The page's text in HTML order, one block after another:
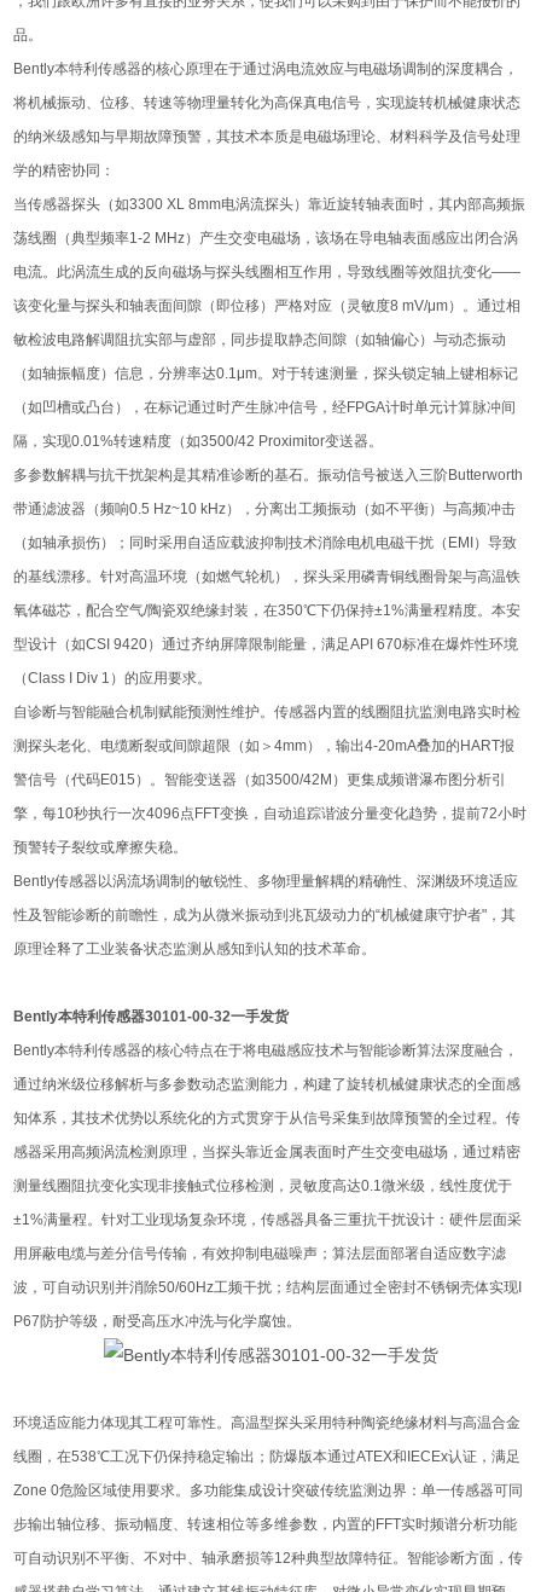
品。
Bently本特利传感器的核心原理在于通过涡电流效应与电磁场调制的深度耦合，
将机械振动、位移、转速等物理量转化为高保真电信号，实现旋转机械健康状态
的纳米级感知与早期故障预警，其技术本质是电磁场理论、材料科学及信号处理
学的精密协同：
当传感器探头（如3300 XL 8mm电涡流探头）靠近旋转轴表面时，其内部高频振
荡线圈（典型频率1-2 MHz）产生交变电磁场，该场在导电轴表面感应出闭合涡
电流。此涡流生成的反向磁场与探头线圈相互作用，导致线圈等效阻抗变化——
该变化量与探头和轴表面间隙（即位移）严格对应（灵敏度8 mV/μm）。通过相
敏检波电路解调阻抗实部与虚部，同步提取静态间隙（如轴偏心）与动态振动
（如轴振幅度）信息，分辨率达0.1μm。对于转速测量，探头锁定轴上键相标记
（如凹槽或凸台），在标记通过时产生脉冲信号，经FPGA计时单元计算脉冲间
隔，实现0.01%转速精度（如3500/42 Proximitor变送器。
多参数解耦与抗干扰架构是其精准诊断的基石。振动信号被送入三阶Butterworth
带通滤波器（频响0.5 Hz~10 kHz），分离出工频振动（如不平衡）与高频冲击
（如轴承损伤）；同时采用自适应载波抑制技术消除电机电磁干扰（EMI）导致
的基线漂移。针对高温环境（如燃气轮机），探头采用磷青铜线圈骨架与高温铁
氧体磁芯，配合空气/陶瓷双绝缘封装，在350℃下仍保持±1%满量程精度。本安
型设计（如CSI 9420）通过齐纳屏障限制能量，满足API 670标准在爆炸性环境
（Class I Div 1）的应用要求。
自诊断与智能融合机制赋能预测性维护。传感器内置的线圈阻抗监测电路实时检
测探头老化、电缆断裂或间隙超限（如＞4mm），输出4-20mA叠加的HART报
警信号（代码E015）。智能变送器（如3500/42M）更集成频谱瀑布图分析引
擎，每10秒执行一次4096点FFT变换，自动追踪谐波分量变化趋势，提前72小时
预警转子裂纹或摩擦失稳。
Bently传感器以涡流场调制的敏锐性、多物理量解耦的精确性、深渊级环境适应
性及智能诊断的前瞻性，成为从微米振动到兆瓦级动力的“机械健康守护者"，其
原理诠释了工业装备状态监测从感知到认知的技术革命。
Bently本特利传感器30101-00-32一手发货
Bently本特利传感器的核心特点在于将电磁感应技术与智能诊断算法深度融合，
通过纳米级位移解析与多参数动态监测能力，构建了旋转机械健康状态的全面感
知体系，其技术优势以系统化的方式贯穿于从信号采集到故障预警的全过程。传
感器采用高频涡流检测原理，当探头靠近金属表面时产生交变电磁场，通过精密
测量线圈阻抗变化实现非接触式位移检测，灵敏度高达0.1微米级，线性度优于
±1%满量程。针对工业现场复杂环境，传感器具备三重抗干扰设计：硬件层面采
用屏蔽电缆与差分信号传输，有效抑制电磁噪声；算法层面部署自适应数字滤
波，可自动识别并消除50/60Hz工频干扰；结构层面通过全密封不锈钢壳体实现I
P67防护等级，耐受高压水冲洗与化学腐蚀。
环境适应能力体现其工程可靠性。高温型探头采用特种陶瓷绝缘材料与高温合金
线圈，在538℃工况下仍保持稳定输出；防爆版本通过ATEX和IECEx认证，满足
Zone 0危险区域使用要求。多功能集成设计突破传统监测边界：单一传感器可同
步输出轴位移、振动幅度、转速相位等多维参数，内置的FFT实时频谱分析功能
可自动识别不平衡、不对中、轴承磨损等12种典型故障特征。智能诊断方面，传